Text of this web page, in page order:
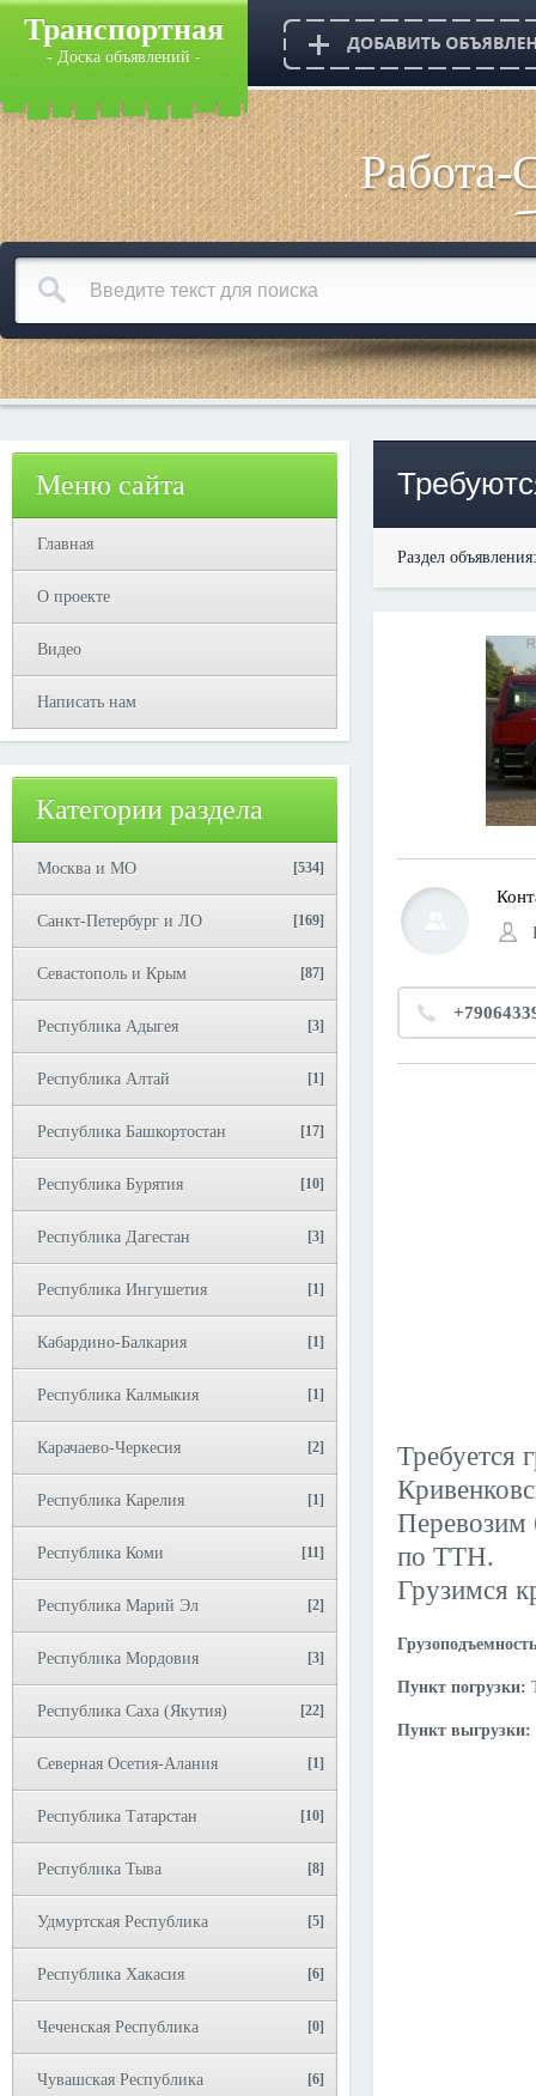
Транспортная
- Доска объявлений -
Меню сайта
Главная
О проекте
Видео
Написать нам
Категории раздела
Москва и МО [534]
Санкт-Петербург и ЛО [169]
Севастополь и Крым [87]
Республика Адыгея [3]
Республика Алтай [1]
Республика Башкортостан [17]
Республика Бурятия [10]
Республика Дагестан [3]
Республика Ингушетия [1]
Кабардино-Балкария [1]
Республика Калмыкия [1]
Карачаево-Черкесия [2]
Республика Карелия [1]
Республика Коми [11]
Республика Марий Эл [2]
Республика Мордовия [3]
Республика Саха (Якутия) [22]
Северная Осетия-Алания [1]
Республика Татарстан [10]
Республика Тыва [8]
Удмуртская Республика [5]
Республика Хакасия [6]
Чеченская Республика [0]
Чувашская Республика [6]
Раздел
Требуется
Перевозим
по ТТН.
Грузимся
Пункт погрузки:
Пункт выгрузки: